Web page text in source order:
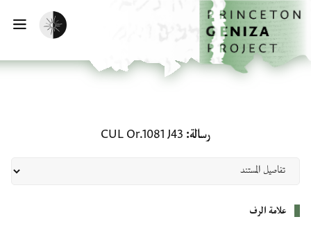
إلى المحتوى الرئيسي
الرئيسية
تفعيل الوضع المظلم
رسالة CUL Or.1081 J43
علامة الرف